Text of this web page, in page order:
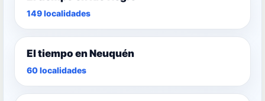
149 localidades
El tiempo en Neuquén
60 localidades